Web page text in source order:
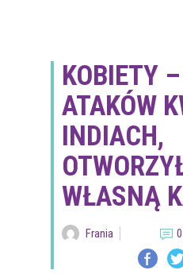
KOBIETY
ATAKÓW
INDIACH,
WŁASNĄ
Frania 0